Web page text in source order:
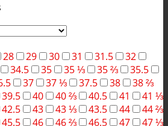
28 29 30 31 31.5
32
34.5 35 35 ⅓ 35 ⅔
35.5
37 37 ⅓ 37.5 38
38 ⅔
39.5 40 40 ⅔ 40.5 41
41 ⅓
42.5 43 43 ⅓ 43.5 44
44 ⅔
45.5 46 46 ⅔ 46.5 47
47 ⅓